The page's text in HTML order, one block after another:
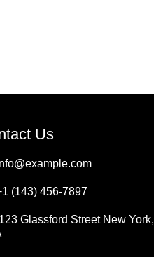
Us
(143) 456-7897
Glassford Street New York,